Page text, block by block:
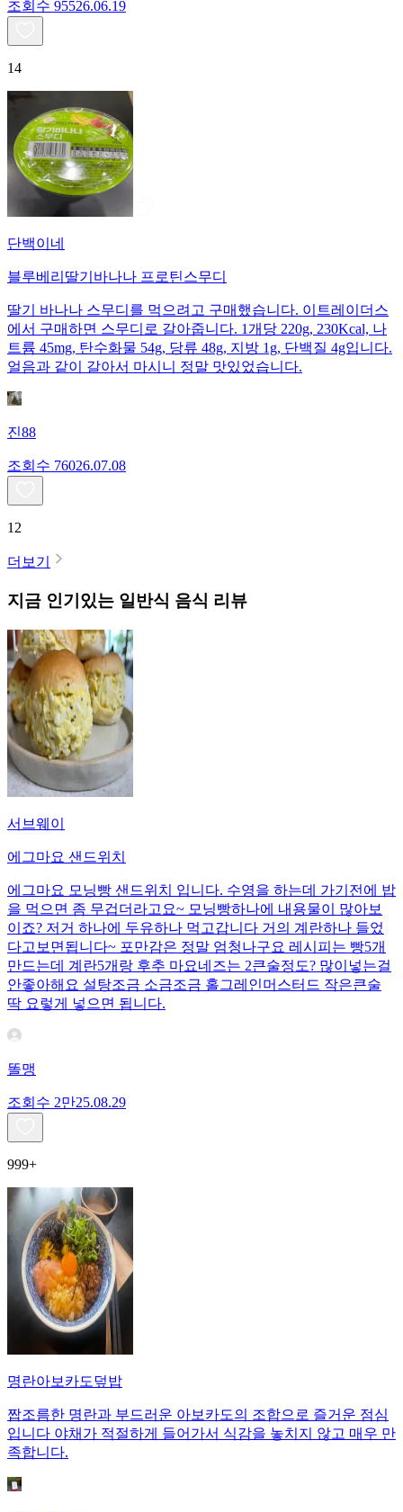
조회수 95526.06.19
14
단백이네
블루베리딸기바나나 프로틴스무디
딸기 바나나 스무디를 먹으려고 구매했습니다. 이트레이더스
에서 구매하면 스무디로 갈아줍니다. 1개당 220g, 230Kcal, 나
트륨 45mg, 탄수화물 54g, 당류 48g, 지방 1g, 단백질 4g입니다.
얼음과 같이 갈아서 마시니 정말 맛있었습니다.
진88
조회수 76026.07.08
12
더보기
지금 인기있는 일반식 음식 리뷰
서브웨이
에그마요 샌드위치
에그마요 모닝빵 샌드위치 입니다. 수영을 하는데 가기전에 밥
을 먹으면 좀 무겁더라고요~ 모닝빵하나에 내용물이 많아보
이죠? 저거 하나에 두유하나 먹고갑니다 거의 계란하나 들었
다고보면됩니다~ 포만감은 정말 엄청나구요 레시피는 빵5개
만드는데 계란5개랑 후추 마요네즈는 2큰술정도? 많이넣는걸
안좋아해요 설탕조금 소금조금 홀그레인머스터드 작은큰술
딱 요렇게 넣으면 됩니다.
똘맹
조회수 2만25.08.29
999+
명란아보카도덮밥
짭조름한 명란과 부드러운 아보카도의 조합으로 즐거운 점심
입니다 야채가 적절하게 들어가서 식감을 놓치지 않고 매우 만
족합니다.